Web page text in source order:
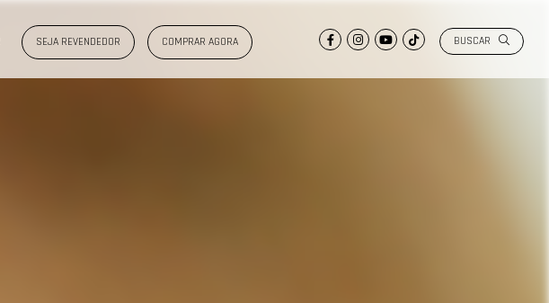
SEJA REVENDEDOR COMPRAR AGORA BUSCAR